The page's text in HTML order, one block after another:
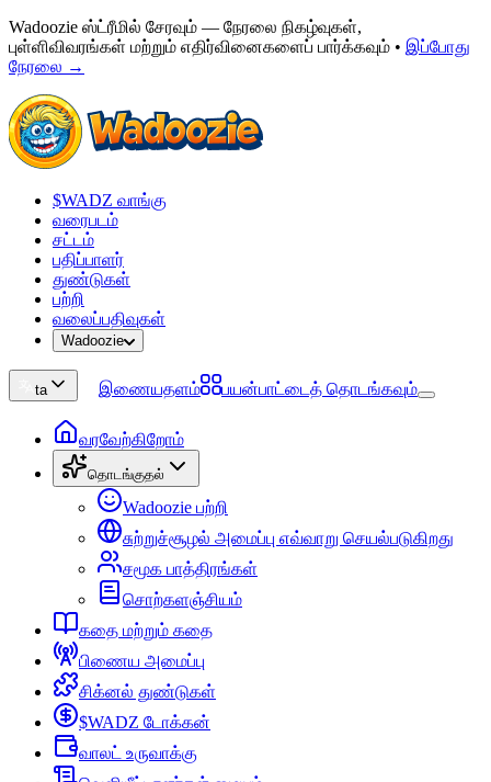
Wadoozie ஸ்ட்ரீமில் சேரவும் — நேரலை நிகழ்வுகள்,
புள்ளிவிவரங்கள் மற்றும் எதிர்வினைகளைப் பார்க்கவும் • இப்போது
நேரலை →
$WADZ வாங்கு
வரைபடம்
சட்டம்
பதிப்பாளர்
துண்டுகள்
பற்றி
வலைப்பதிவுகள்
Wadoozie
ta இணையதளம் பயன்பாட்டைத் தொடங்கவும்
வரவேற்கிறோம்
தொடங்குதல்
Wadoozie பற்றி
சுற்றுச்சூழல் அமைப்பு எவ்வாறு செயல்படுகிறது
சமூக பாத்திரங்கள்
சொற்களஞ்சியம்
கதை மற்றும் கதை
பிணைய அமைப்பு
சிக்னல் துண்டுகள்
$WADZ டோக்கன்
வாலட் உருவாக்கு